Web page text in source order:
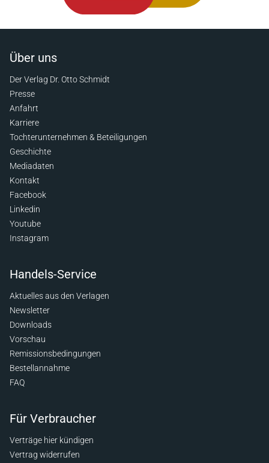
Über uns
Der Verlag Dr. Otto Schmidt
Presse
Anfahrt
Karriere
Tochterunternehmen & Beteiligungen
Geschichte
Mediadaten
Kontakt
Facebook
Linkedin
Youtube
Instagram
Handels-Service
Aktuelles aus den Verlagen
Newsletter
Downloads
Vorschau
Remissionsbedingungen
Bestellannahme
FAQ
Für Verbraucher
Verträge hier kündigen
Vertrag widerrufen